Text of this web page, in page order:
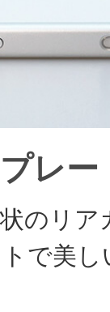
レー
のリ
で美